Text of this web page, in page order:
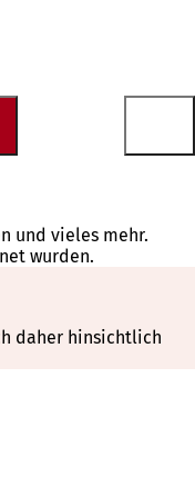
und vieles mehr.
wurden.
daher hinsichtlich